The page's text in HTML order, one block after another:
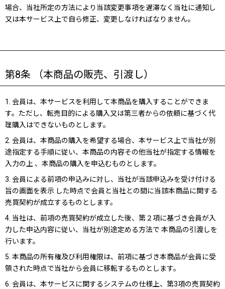
場合、当社所定の方法により当該変更事項を遅滞なく当社に通知し
又は本サービス上で自ら修正、変更しなければなりません。
第8条 （本商品の販売、引渡し）
1. 会員は、本サービスを利用して本商品を購入することができま
す。ただし、転売目的による購入又は第三者からの依頼に基づく代
理購入はできないものとします。
2. 会員は、本商品の購入を希望する場合、本サービス上で当社が別
途指定する手順に従い、本商品の内容その他当社が指定する情報を
入力の上 、本商品の購入を申込むものとします。
3. 会員による前項の申込みに対し、当社が当該申込みを受け付ける
旨の画面を表示 した時点で会員と当社との間に当該本商品に関する
売買契約が成立するものとします。
4. 当社は、前項の売買契約が成立した後、第２項に基づき会員が入
力した申込内容に従い、当社が別途定める方法で 本商品の引渡しを
行います。
5. 本商品の所有権及び利用権限は、前項に基づき本商品が会員に受
領された時点で当社から会員に移転するものとします。
6. 会員は、本サービスに関するシステムの仕様上、第3項の売買契約